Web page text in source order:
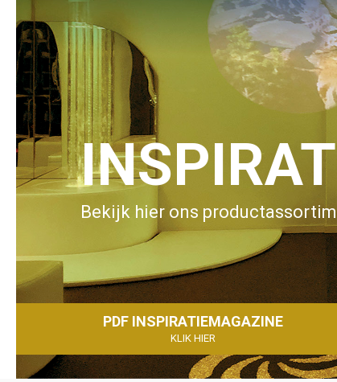
Bekijk hier ons
PDF INSPIRATIEMAGAZINE
KLIK HIER